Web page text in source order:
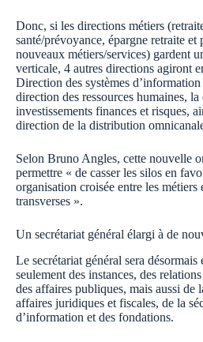
Donc, si les directions métiers
santé/prévoyance, épargne retraite et
nouveaux métiers/services) gardent
verticale, 4 autres directions agiront
Direction des systèmes
direction des ressources humaines,
investissements finances et risques,
direction de la distribution
Selon Bruno Angles, cette nouvelle
permettre « de casser les silos en
organisation croisée entre les métiers
transverses ».
Un secrétariat général élargi à de
Le secrétariat général sera désormais
seulement des instances, des
des affaires publiques, mais aussi de
affaires juridiques et fiscales, de la
d’information et des fondations.